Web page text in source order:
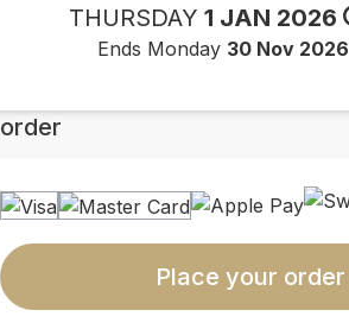
THURSDAY 1 JAN 2026
Ends Monday 30 Nov 2026
order
Place your order